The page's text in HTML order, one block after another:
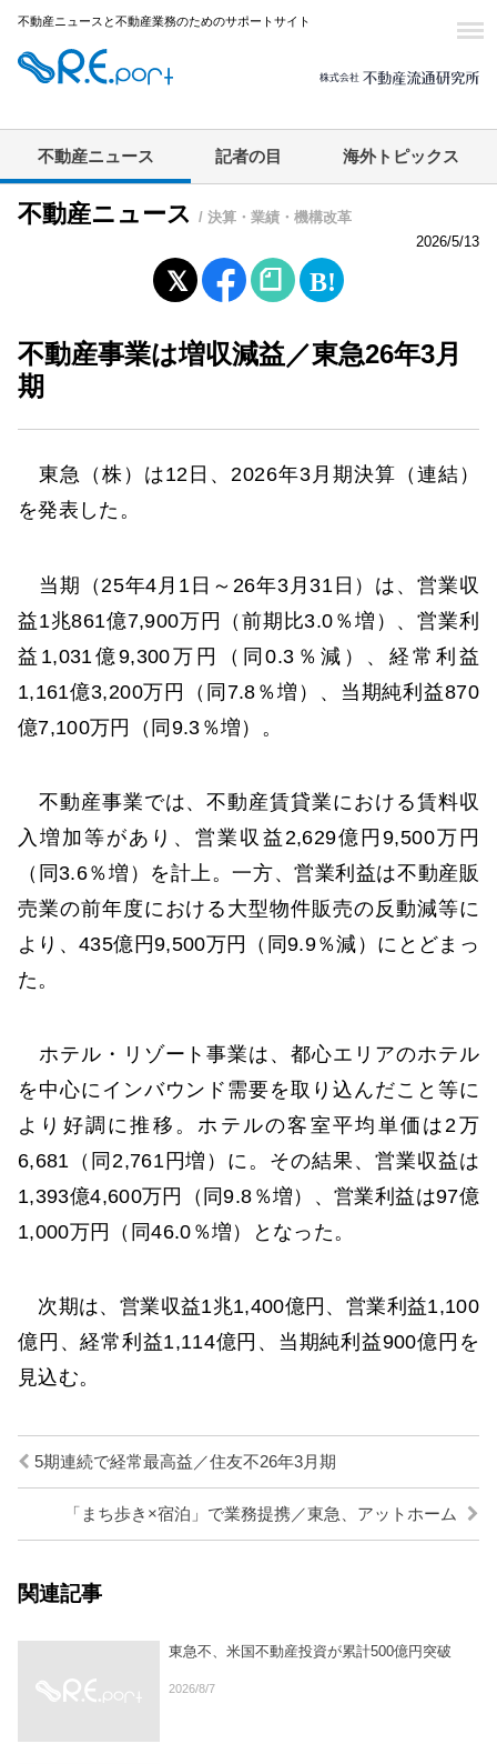
不動産ニュースと不動産業務のためのサポートサイト
不動産ニュース 記者の目 海外トピックス
不動産ニュース / 決算・業績・機構改革
2026/5/13
不動産事業は増収減益／東急26年3月
期
東急（株）は12日、2026年3月期決算（連結）
を発表した。
当期（25年4月1日～26年3月31日）は、営業収
益1兆861億7,900万円（前期比3.0％増）、営業利
益1,031億9,300万円（同0.3％減）、経常利益
1,161億3,200万円（同7.8％増）、当期純利益870
億7,100万円（同9.3％増）。
不動産事業では、不動産賃貸業における賃料収
入増加等があり、営業収益2,629億円9,500万円
（同3.6％増）を計上。一方、営業利益は不動産販
売業の前年度における大型物件販売の反動減等に
より、435億円9,500万円（同9.9％減）にとどまっ
た。
ホテル・リゾート事業は、都心エリアのホテル
を中心にインバウンド需要を取り込んだこと等に
より好調に推移。ホテルの客室平均単価は2万
6,681（同2,761円増）に。その結果、営業収益は
1,393億4,600万円（同9.8％増）、営業利益は97億
1,000万円（同46.0％増）となった。
次期は、営業収益1兆1,400億円、営業利益1,100
億円、経常利益1,114億円、当期純利益900億円を
見込む。
5期連続で経常最高益／住友不26年3月期
「まち歩き×宿泊」で業務提携／東急、アットホーム
関連記事
東急不、米国不動産投資が累計500億円突破
2026/8/7